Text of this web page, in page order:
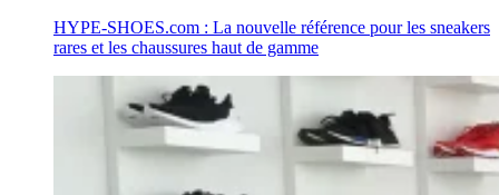
HYPE-SHOES.com : La nouvelle référence pour les sneakers
rares et les chaussures haut de gamme